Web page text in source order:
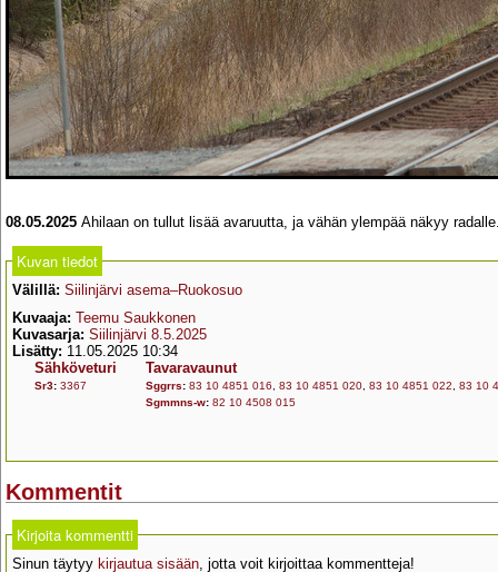
08.05.2025 Ahilaan on tullut lisää avaruutta, ja vähän ylempää näkyy
Kuvan tiedot
Välillä: Siilinjärvi asema–Ruokosuo
Kuvaaja: Teemu Saukkonen
Kuvasarja: Siilinjärvi 8.5.2025
Lisätty: 11.05.2025 10:34
Sähköveturi
Sr3: 3367
Tavaravaunut
Sggrrs: 83 10 4851 016 83 10 4851 020 83 10 4851 022
83 10
Sgmmns-w: 82 10 4508 015
Kommentit
Kirjoita kommentti
Sinun täytyy kirjautua sisään, jotta voit kirjoittaa kommentteja!